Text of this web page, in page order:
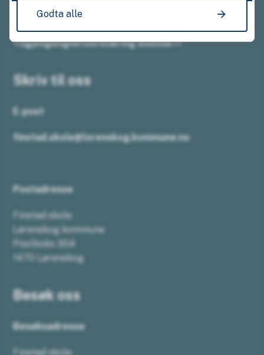
Tilgjengelighetserklæring Bokmål
Skriv til oss
E-post
finstad.skole@lorenskog.kommune.no
Postadresse
Finstad skole
Lørenskog kommune
Postboks 304
1470 Lørenskog
Besøk oss
Besøksadresse
Finstad skole
Godta alle